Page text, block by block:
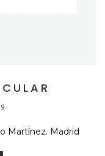
Martínez. Madrid